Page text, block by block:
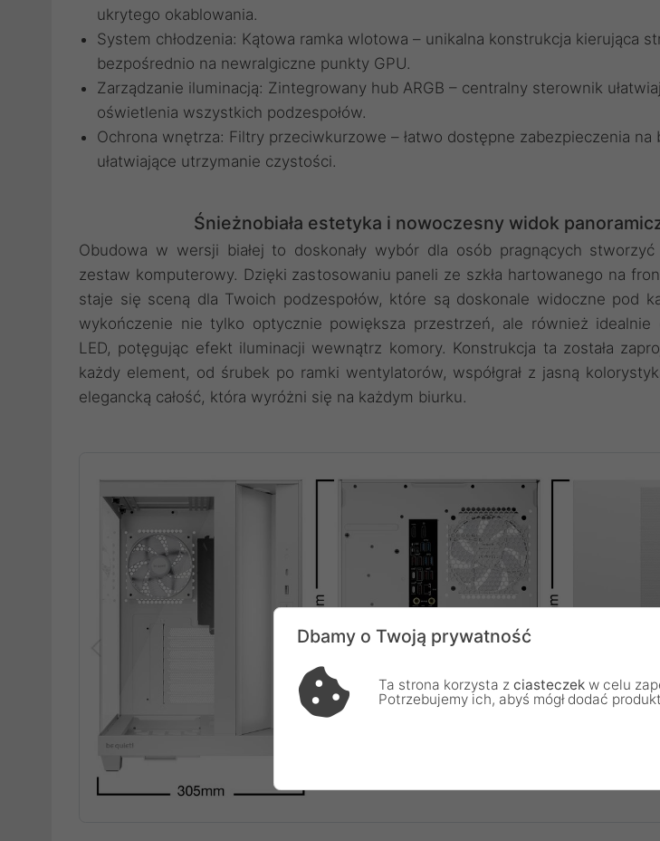
ukrytego okablowania.
System chłodzenia: Kątowa ramka wlotowa – unikalna konstrukcja kierująca
bezpośrednio na newralgiczne punkty GPU.
Zarządzanie iluminacją: Zintegrowany hub ARGB – centralny sterownik
oświetlenia wszystkich podzespołów.
Ochrona wnętrza: Filtry przeciwkurzowe – łatwo dostępne zabezpieczenia na
ułatwiające utrzymanie czystości.
Śnieżnobiała estetyka i nowoczesny widok
Obudowa w wersji białej to doskonały wybór dla osób pragnących
zestaw komputerowy. Dzięki zastosowaniu paneli ze szkła hartowanego na
staje się sceną dla Twoich podzespołów, które są doskonale widoczne pod
wykończenie nie tylko optycznie powiększa przestrzeń, ale również idealnie
LED, potęgując efekt iluminacji wewnątrz komory. Konstrukcja ta została
każdy element, od śrubek po ramki wentylatorów, współgrał z jasną
elegancką całość, która wyróżni się na każdym biurku.
Dbamy o Twoją prywatność
Ta strona korzysta z ciasteczek w celu
Potrzebujemy ich, abyś mógł dodać